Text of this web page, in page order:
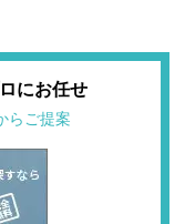
にお任せ
らご提案